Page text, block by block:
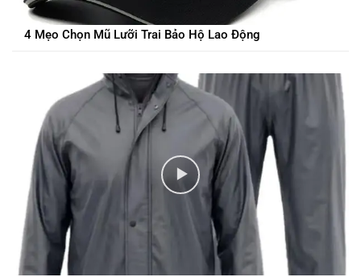
4 Mẹo Chọn Mũ Lưỡi Trai Bảo Hộ Lao Động